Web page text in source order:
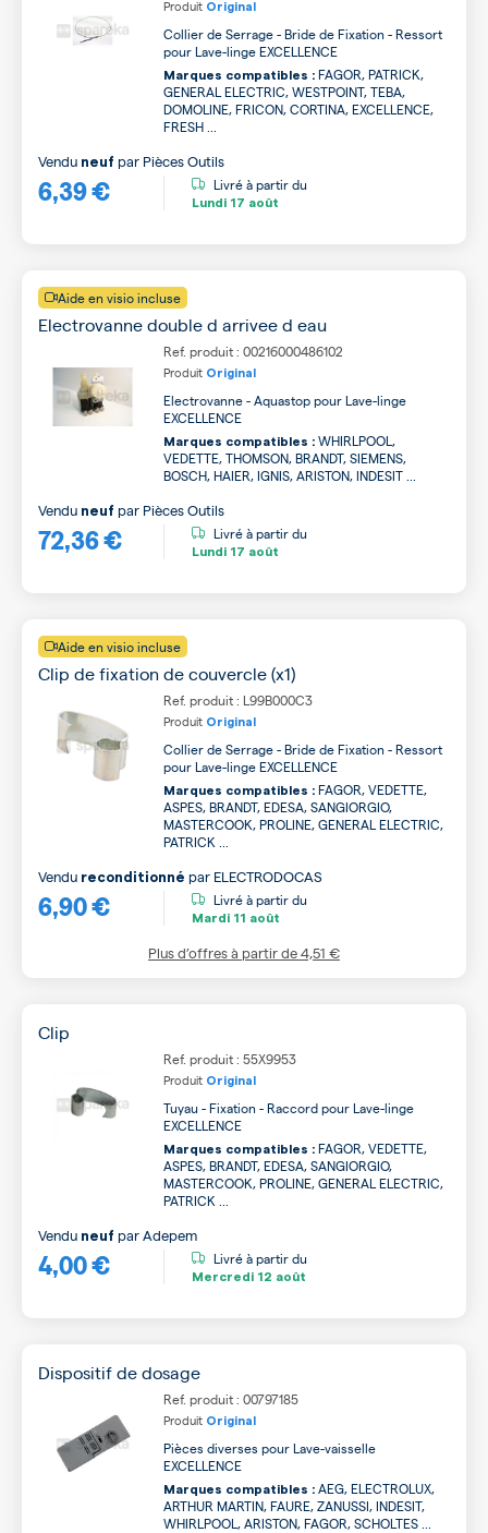
Produit Original
Collier de Serrage - Bride de Fixation - Ressort
pour Lave-linge EXCELLENCE
Marques compatibles : FAGOR, PATRICK,
GENERAL ELECTRIC, WESTPOINT, TEBA,
DOMOLINE, FRICON, CORTINA, EXCELLENCE,
FRESH ...
6,39 €
Vendu neuf par Pièces Outils
Livré à partir du
Lundi 17 août
Aide en visio incluse
Electrovanne double d arrivee d eau
Ref. produit : 00216000486102
Produit Original
Electrovanne - Aquastop pour Lave-linge
EXCELLENCE
Marques compatibles : WHIRLPOOL,
VEDETTE, THOMSON, BRANDT, SIEMENS,
BOSCH, HAIER, IGNIS, ARISTON, INDESIT ...
72,36 €
Vendu neuf par Pièces Outils
Livré à partir du
Lundi 17 août
Aide en visio incluse
Clip de fixation de couvercle (x1)
Ref. produit : L99B000C3
Produit Original
Collier de Serrage - Bride de Fixation - Ressort
pour Lave-linge EXCELLENCE
Marques compatibles : FAGOR, VEDETTE,
ASPES, BRANDT, EDESA, SANGIORGIO,
MASTERCOOK, PROLINE, GENERAL ELECTRIC,
PATRICK ...
6,90 €
Vendu reconditionné par ELECTRODOCAS
Livré à partir du
Mardi 11 août
Plus d’offres à partir de4,51 €
Clip
Ref. produit : 55X9953
Produit Original
Tuyau - Fixation - Raccord pour Lave-linge
EXCELLENCE
Marques compatibles : FAGOR, VEDETTE,
ASPES, BRANDT, EDESA, SANGIORGIO,
MASTERCOOK, PROLINE, GENERAL ELECTRIC,
PATRICK ...
4,00 €
Vendu neuf parAdepem
Livré à partir du
Mercredi 12 août
Dispositif de dosage
Ref. produit : 00797185
Produit Original
Pièces diverses pour Lave-vaisselle
EXCELLENCE
Marques compatibles : AEG, ELECTROLUX,
ARTHUR MARTIN, FAURE, ZANUSSI, INDESIT,
WHIRLPOOL, ARISTON, FAGOR, SCHOLTES ...